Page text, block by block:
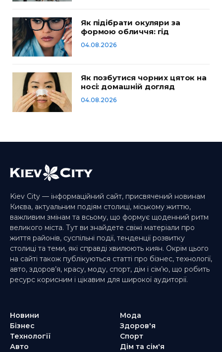
Як підібрати окуляри за
формою обличчя: гід
04.08.2026
Як позбутися чорних цяток на
носі: домашній догляд
04.08.2026
Kiev City — інформаційний сайт, присвячений новинам
Києва, актуальним подіям столиці, міському життю,
важливим змінам та всьому, що формує щоденний ритм
великого міста. Тут ви знайдете свіжі матеріали про
життя районів, суспільні події, тенденції розвитку
столиці та теми, які справді хвилюють киян. Окрім цього
на сайті також публікуються статті про бізнес, технології,
авто, здоров’я, красу, моду, спорт, дім і сім’ю, що робить
ресурс корисним і цікавим для широкої аудиторії.
Новини
Бізнес
Технології
Авто
Мода
Здоров'я
Спорт
Дім та сім'я